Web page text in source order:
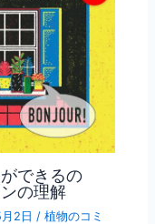
できるの
の理解
2日 /植物のコミ